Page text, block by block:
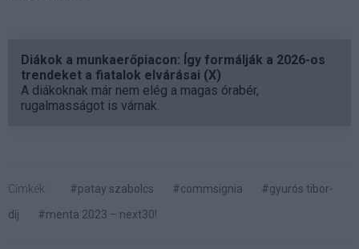
Diákok a munkaerőpiacon: Így formálják a 2026-os
trendeket a fiatalok elvárásai (X)
A diákoknak már nem elég a magas órabér,
rugalmasságot is várnak.
Címkék: #patay szabolcs #commsignia
#gyurós tibor-
díj
#menta 2023 – next30!